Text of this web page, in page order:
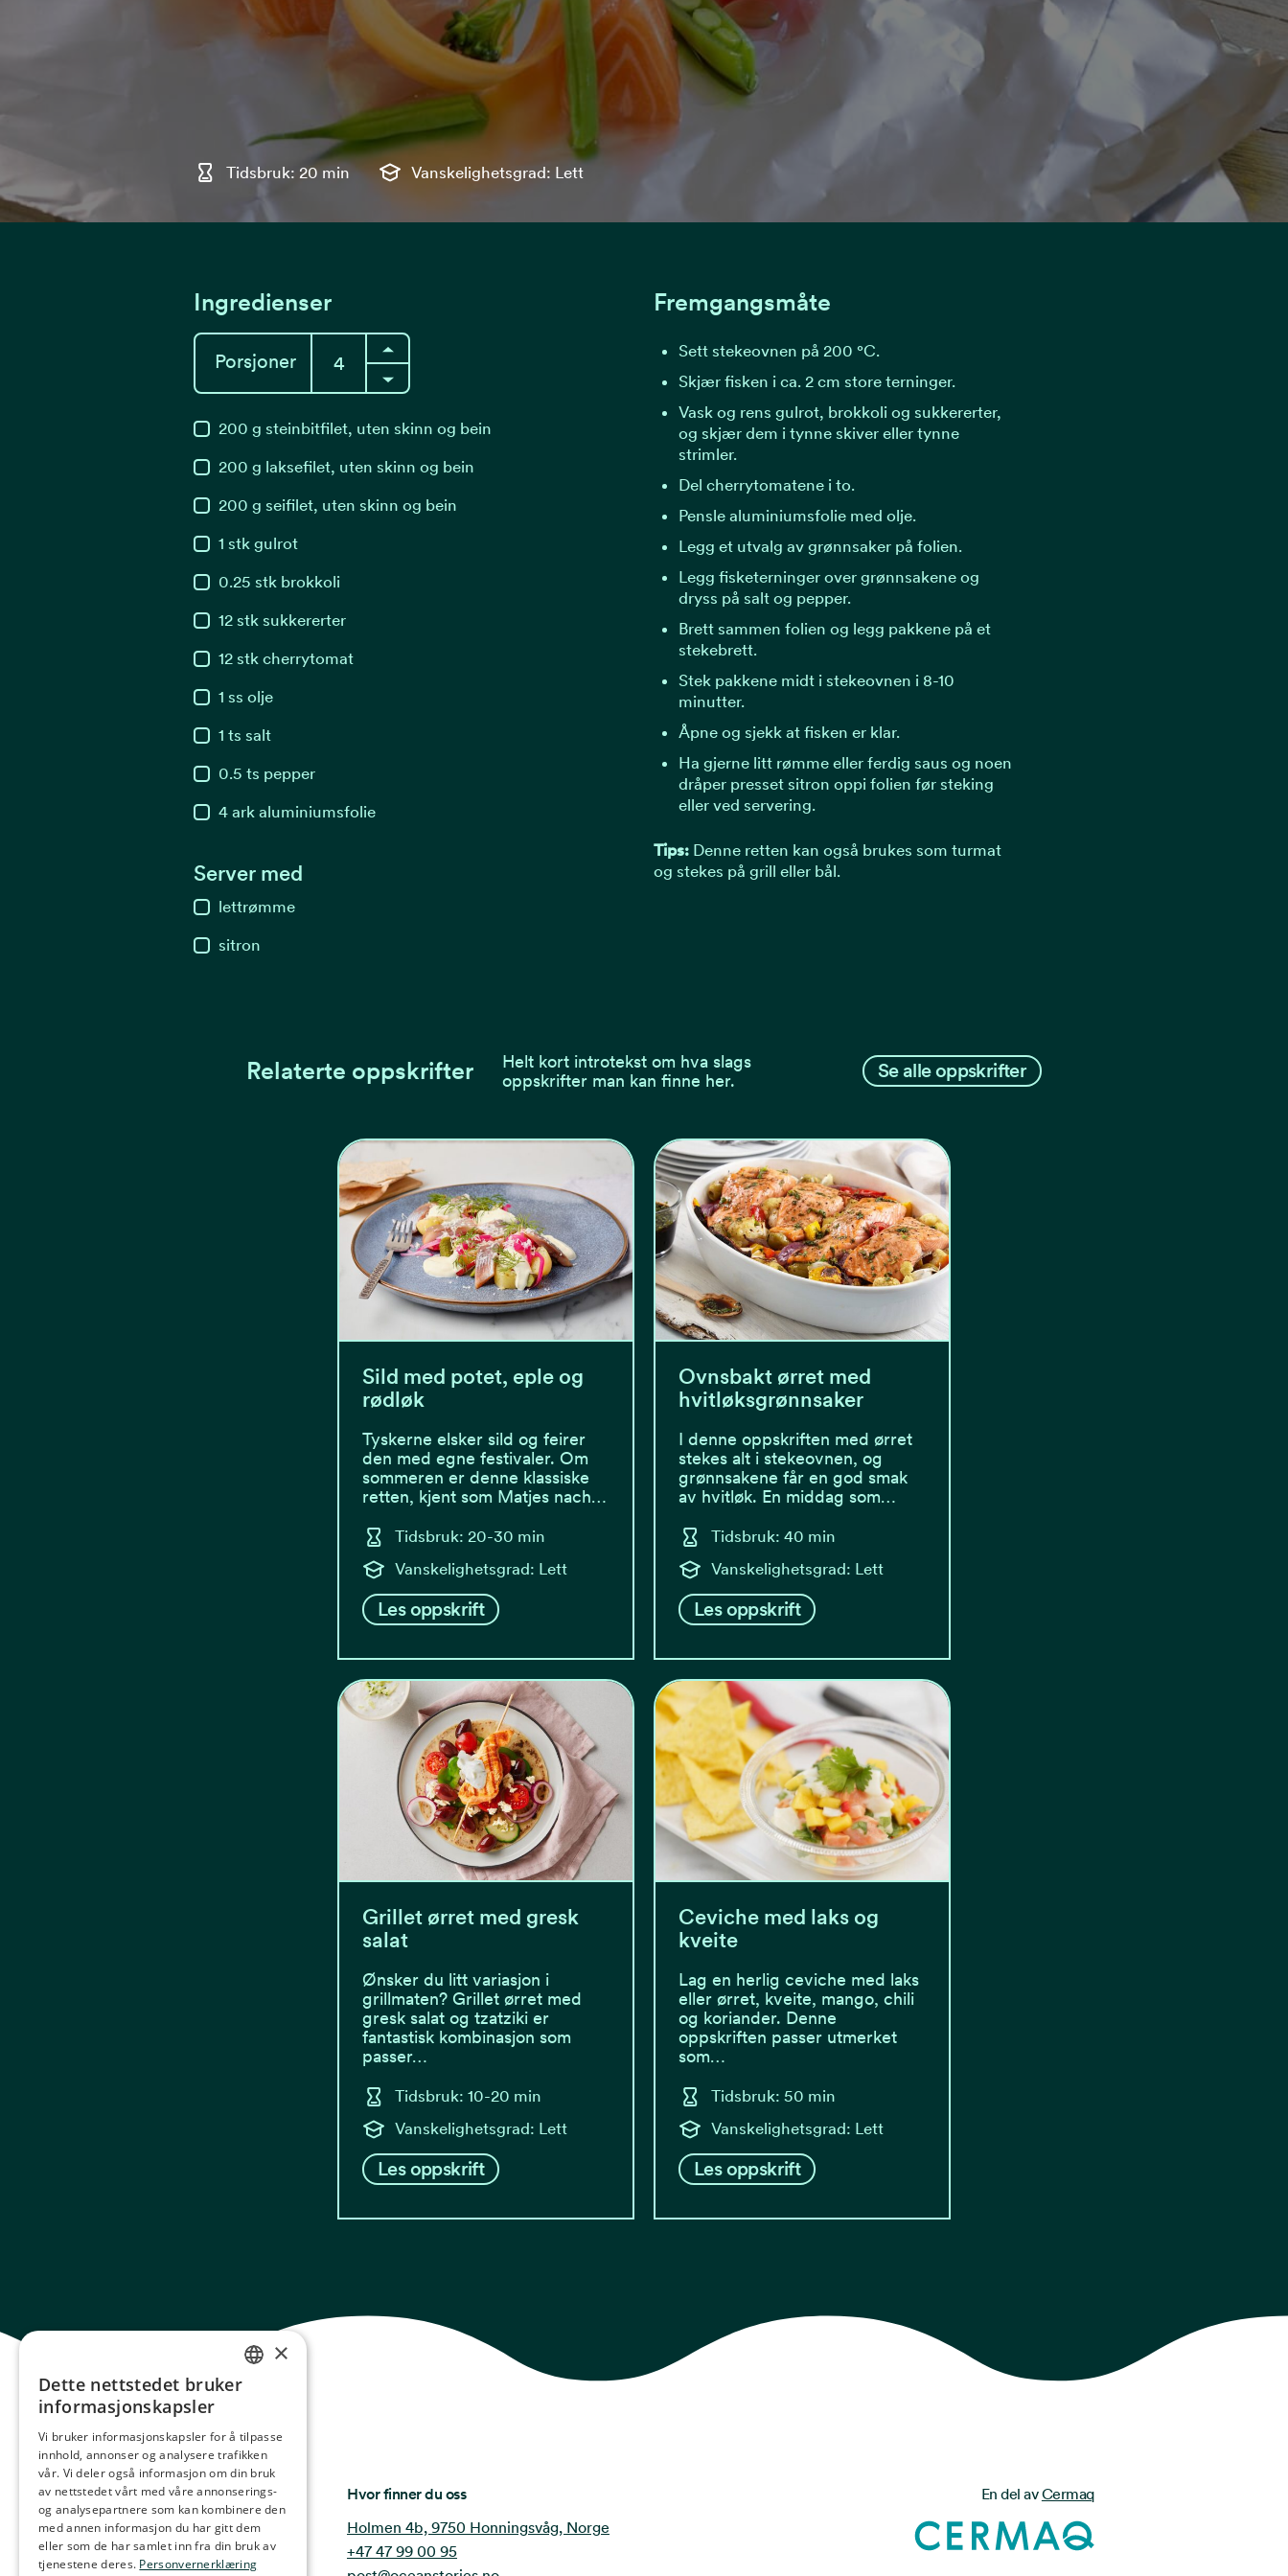
Tidsbruk: 20 min Vanskelighetsgrad: Lett
Ingredienser
Porsjoner
200 g steinbitfilet, uten skinn og bein
200 g laksefilet, uten skinn og bein
200 g seifilet, uten skinn og bein
1 stk gulrot
0.25 stk brokkoli
12 stk sukkererter
12 stk cherrytomat
1 ss olje
1 ts salt
0.5 ts pepper
4 ark aluminiumsfolie
Server med
lettrømme
sitron
Fremgangsmåte
Sett stekeovnen på 200 °C.
Skjær fisken i ca. 2 cm store terninger.
Vask og rens gulrot, brokkoli og sukkererter,
og skjær dem i tynne skiver eller tynne
strimler.
Del cherrytomatene i to.
Pensle aluminiumsfolie med olje.
Legg et utvalg av grønnsaker på folien.
Legg fisketerninger over grønnsakene og
dryss på salt og pepper.
Brett sammen folien og legg pakkene på et
stekebrett.
Stek pakkene midt i stekeovnen i 8-10
minutter.
Åpne og sjekk at fisken er klar.
Ha gjerne litt rømme eller ferdig saus og noen
dråper presset sitron oppi folien før steking
eller ved servering.
Tips: Denne retten kan også brukes som turmat
og stekes på grill eller bål.
Relaterte oppskrifter
Helt kort introtekst om hva slags
oppskrifter man kan finne her.
Se alle oppskrifter
Sild med potet, eple og
rødløk
Tyskerne elsker sild og feirer
den med egne festivaler. Om
sommeren er denne klassiske
retten, kjent som Matjes nach…
Tidsbruk: 20-30 min
Vanskelighetsgrad: Lett
Les oppskrift
Ovnsbakt ørret med
hvitløksgrønnsaker
I denne oppskriften med ørret
stekes alt i stekeovnen, og
grønnsakene får en god smak
av hvitløk. En middag som…
Tidsbruk: 40 min
Vanskelighetsgrad: Lett
Les oppskrift
Grillet ørret med gresk
salat
Ønsker du litt variasjon i
grillmaten? Grillet ørret med
gresk salat og tzatziki er
fantastisk kombinasjon som
passer…
Tidsbruk: 10-20 min
Vanskelighetsgrad: Lett
Les oppskrift
Ceviche med laks og
kveite
Lag en herlig ceviche med laks
eller ørret, kveite, mango, chili
og koriander. Denne
oppskriften passer utmerket
som…
Tidsbruk: 50 min
Vanskelighetsgrad: Lett
Les oppskrift
Ocean Stories
Hvor finner du oss
Holmen 4b, 9750 Honningsvåg, Norge
+47 47 99 00 95
En del avCermaq
NORWEGIAN
GERMAN
FRENCH
SPANISH
FINNISH
×
Dette nettstedet bruker
informasjonskapsler
Vi bruker informasjonskapsler for å tilpasse
innhold, annonser og analysere trafikken
vår. Vi deler også informasjon om din bruk
av nettstedet vårt med våre annonserings-
og analysepartnere som kan kombinere den
med annen informasjon du har gitt dem
eller som de har samlet inn fra din bruk av
tjenestene deres. Personvernerklæring